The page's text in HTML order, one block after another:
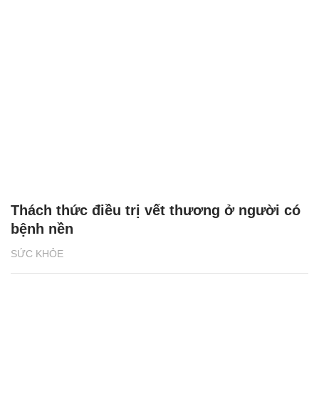
SỨC KHỎE
Thách thức điều trị vết thương ở người có
bệnh nền